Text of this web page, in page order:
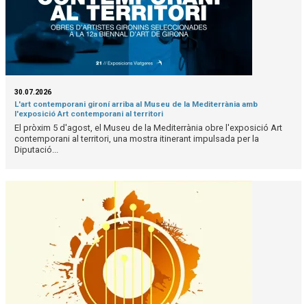
30.07.2026
L'art contemporani gironí arriba al Museu de la Mediterrània amb
l'exposició Art contemporani al territori
El pròxim 5 d'agost, el Museu de la Mediterrània obre l'exposició Art
contemporani al territori, una mostra itinerant impulsada per la
Diputació...